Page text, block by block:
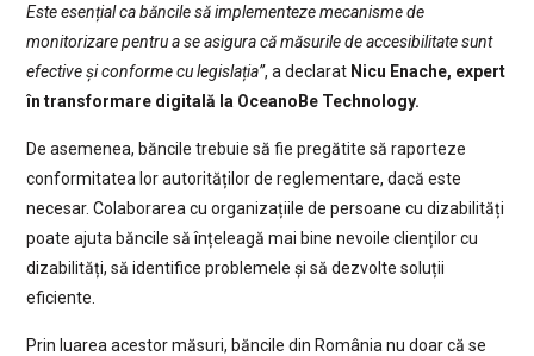
Este esențial ca băncile să implementeze mecanisme de
monitorizare pentru a se asigura că măsurile de accesibilitate sunt
efective și conforme cu legislația”, a declarat Nicu Enache, expert
în transformare digitală la OceanoBe Technology.
De asemenea, băncile trebuie să fie pregătite să raporteze
conformitatea lor autorităților de reglementare, dacă este
necesar. Colaborarea cu organizațiile de persoane cu dizabilități
poate ajuta băncile să înțeleagă mai bine nevoile clienților cu
dizabilități, să identifice problemele și să dezvolte soluții
eficiente.
Prin luarea acestor măsuri, băncile din România nu doar că se